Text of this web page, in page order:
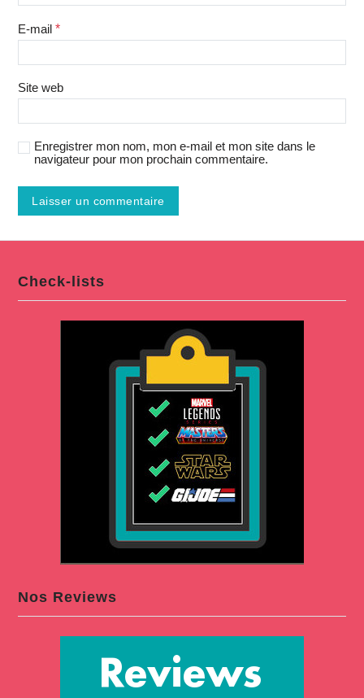
E-mail *
Site web
Enregistrer mon nom, mon e-mail et mon site dans le
navigateur pour mon prochain commentaire.
Check-lists
Nos Reviews